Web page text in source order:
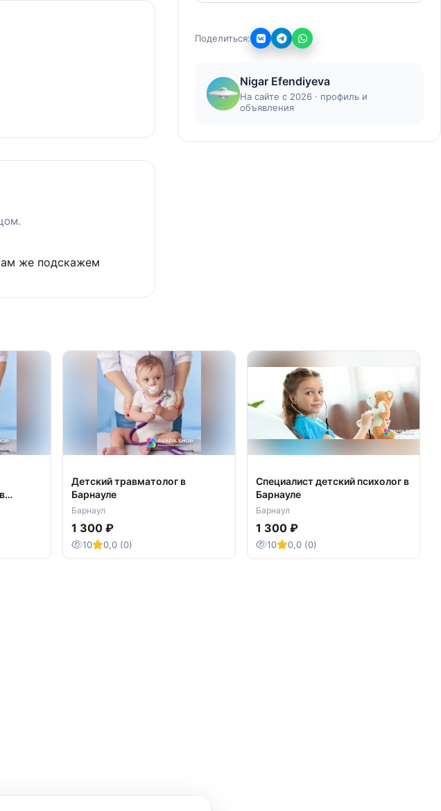
Поделиться:
Nigar Efendiyeva
На сайте с 2026 · профиль и
объявления
же подскажем
Детский травматолог в
Барнауле
Барнаул
1 300 ₽
10 0,0 (0)
Специалист детский психолог в
Барнауле
Барнаул
1 300 ₽
10 0,0 (0)